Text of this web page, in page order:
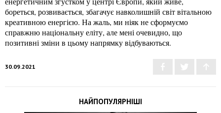
бореться, розвивається, збагачує навколишній світ вітальною
креативною енергією. На жаль, ми ніяк не сформуємо
справжню національну еліту, але мені очевидно, що
позитивні зміни в цьому напрямку відбуваються.
30.09.2021
НАЙПОПУЛЯРНІШІ